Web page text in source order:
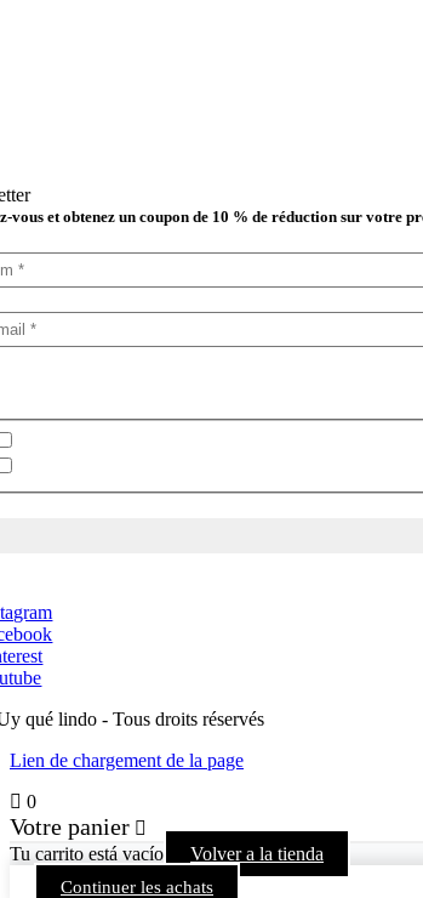
vous et obtenez un coupon de 10 % de réduction sur votre
qué lindo - Tous droits réservés
Lien de chargement de la page
0
Votre panier
Tu carrito está vacío Volver a la tienda
Continuer les achats